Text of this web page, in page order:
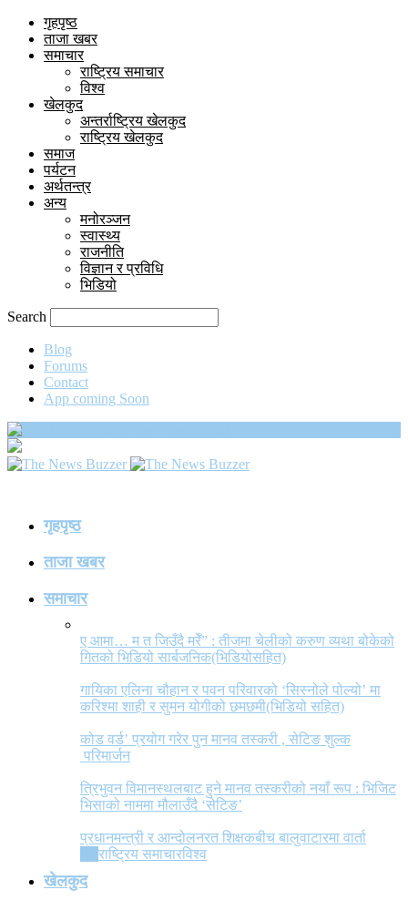
गृहपृष्ठ
ताजा खबर
समाचार
राष्ट्रिय समाचार
विश्व
खेलकुद
अन्तर्राष्ट्रिय खेलकुद
राष्ट्रिय खेलकुद
समाज
पर्यटन
अर्थतन्त्र
अन्य
मनोरञ्जन
स्वास्थ्य
राजनीति
विज्ञान र प्रविधि
भिडियो
Search
Blog
Forums
Contact
App coming Soon
गृहपृष्ठ
ताजा खबर
समाचार
ए आमा… म त जिउँदै मरेँ” : तीजमा चेलीको करुण व्यथा बोकेको
गितको भिडियो सार्बजनिक(भिडियोसहित)
गायिका एलिना चौहान र पवन परिवारको ‘सिस्नोले पोल्यो’ मा
करिश्मा शाही र सुमन योगीको छमछमी(भिडियो सहित)
कोड वर्ड’ प्रयोग गरेर पुन मानव तस्करी , सेटिङ शुल्क
परिमार्जन
त्रिभुवन विमानस्थलबाट हुने मानव तस्करीको नयाँ रूप : भिजिट
भिसाको नाममा मौलाउँदै ‘सेटिङ’
प्रधानमन्त्री र आन्दोलनरत शिक्षकबीच बालुवाटारमा वार्ता
राष्ट्रिय समाचारविश्व
खेलकुद